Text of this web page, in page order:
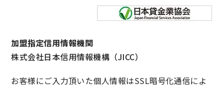
加盟指定信用情報機関
株式会社日本信用情報機構（JICC）
お客様にご入力頂いた個人情報はSSL暗号化通信によ